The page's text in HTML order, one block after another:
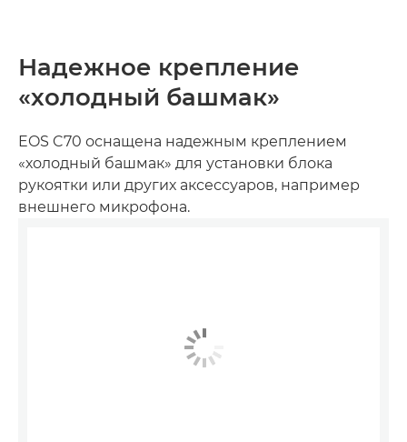
Надежное крепление
«холодный башмак»
EOS C70 оснащена надежным креплением
«холодный башмак» для установки блока
рукоятки или других аксессуаров, например
внешнего микрофона.